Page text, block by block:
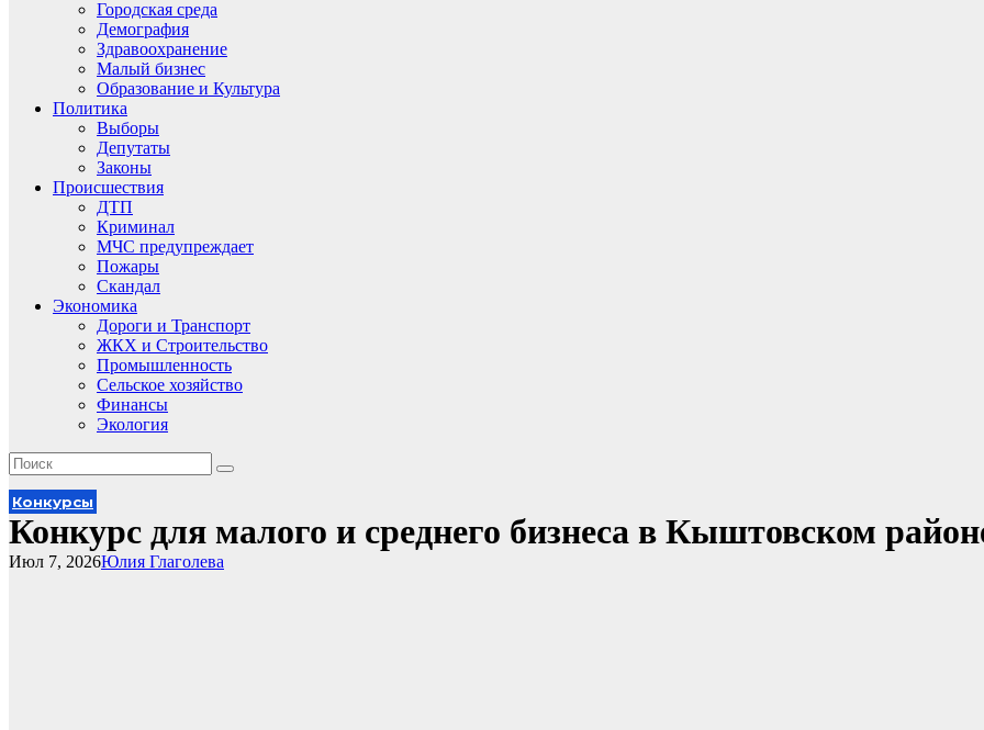
Городская среда
Демография
Здравоохранение
Малый бизнес
Образование и Культура
Политика
Выборы
Депутаты
Законы
Происшествия
ДТП
Криминал
МЧС предупреждает
Пожары
Скандал
Экономика
Дороги и Транспорт
ЖКХ и Строительство
Промышленность
Сельское хозяйство
Финансы
Экология
Конкурсы
Конкурс для малого и среднего бизнеса в Кыштовском
Юлия Глаголева
Июл 7, 2026